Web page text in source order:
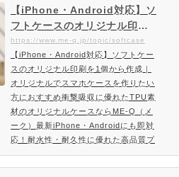
ケース(ハードケース)のオリジナルス
マホケースの制作。1個から作成OK。
オリジナルスマホケースを作成したい
オリジナル作成ならME-Q（メーク）
ME-Q(メーク)で製作しているオリ
ジ…
【iPhone・Android対応】ソ
フトケースのオリジナル印刷
を1個から作成｜オリジナルで
スマホケースを作りたい方に
おすすめ衝撃吸収に優れたTP
U素材のオリジナルケースなら
ME-Q（メーク）
https://www.me-q.jp/topic/softcase
【iPhone・Android対応】ソフトケー
スのオリジナル印刷を1個から作成｜
オリジナルでスマホケースを作りたい
方におすすめ衝撃吸収に優れたTPU素
材のオリジナルケースならME-Q（メ
ーク）最新iPhone・Androidにも即対
応！耐水性・耐久性に優れた高品質プ
リンターで作るオリジナルスマホケー
ス。1個から作成・印刷可能。個人利